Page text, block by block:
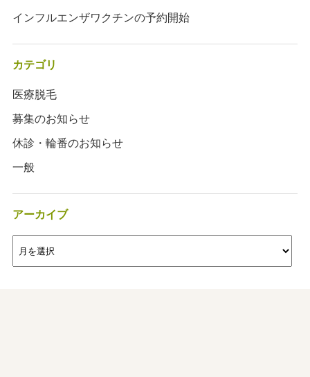
インフルエンザワクチンの予約開始
カテゴリ
医療脱毛
募集のお知らせ
休診・輪番のお知らせ
一般
アーカイブ